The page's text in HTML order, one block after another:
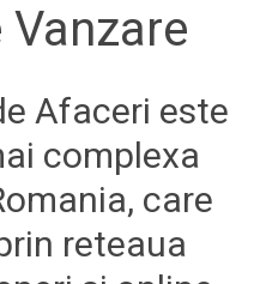
Afaceri este
complexa
care
reteaua